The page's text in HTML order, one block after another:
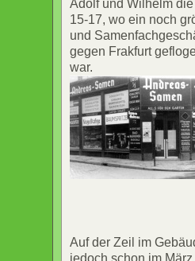
Adolf und Wilhelm
15-17, wo ein noch
und
gegen Frakfurt
war.
Auf der Zeil im